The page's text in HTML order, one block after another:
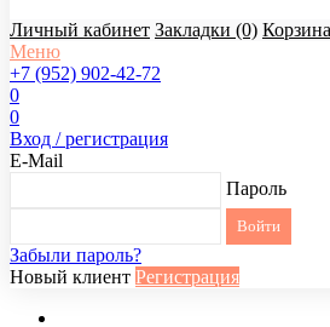
Личный кабинет Закладки (0) Корзина
Меню
+7 (952) 902-42-72
0
0
Вход / регистрация
E-Mail
Пароль
Забыли пароль?
Новый клиент Регистрация